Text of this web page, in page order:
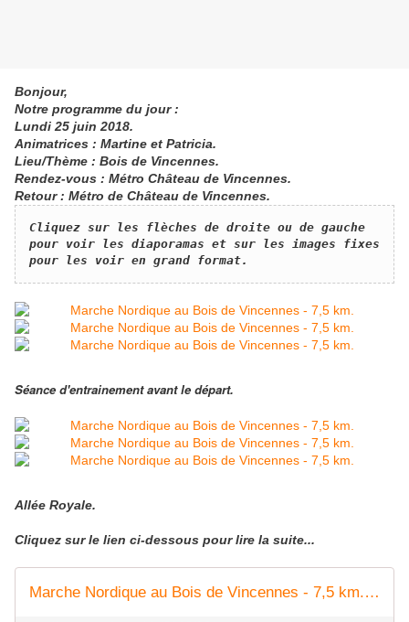
Bonjour,
Notre programme du jour :
Lundi 25 juin 2018.
Animatrices : Martine et Patricia.
Lieu/Thème : Bois de Vincennes.
Rendez-vous : Métro Château de Vincennes.
Retour : Métro de Château de Vincennes.
​Cliquez sur les flèches de droite ou de gauche
pour voir les diaporamas et sur les images fixes
pour les voir en grand format.
Séance d'entrainement avant le départ.
Allée Royale.
Cliquez sur le lien ci-dessous pour lire la suite...
Marche Nordique au Bois de Vincennes - 7,5 km. - Carnets de r@ndos et de voy@ges...